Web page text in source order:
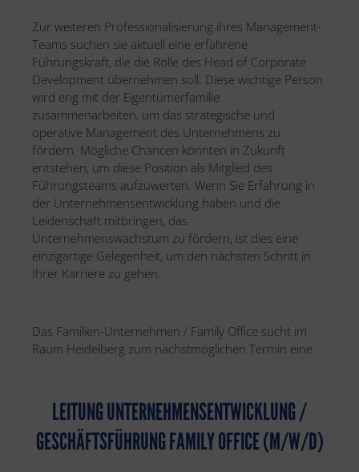
Zur weiteren Professionalisierung ihres Management-
Teams suchen sie aktuell eine erfahrene
Führungskraft, die die Rolle des Head of Corporate
Development übernehmen soll. Diese wichtige Person
wird eng mit der Eigentümerfamilie
zusammenarbeiten, um das strategische und
operative Management des Unternehmens zu
fördern. Mögliche Chancen könnten in Zukunft
entstehen, um diese Position als Mitglied des
Führungsteams aufzuwerten. Wenn Sie Erfahrung in
der Unternehmensentwicklung haben und die
Leidenschaft mitbringen, das
Unternehmenswachstum zu fördern, ist dies eine
einzigartige Gelegenheit, um den nächsten Schritt in
Ihrer Karriere zu gehen.
Das Familien-Unternehmen / Family Office sucht im
Raum Heidelberg zum nächstmöglichen Termin eine
LEITUNG UNTERNEHMENSENTWICKLUNG /
GESCHÄFTSFÜHRUNG FAMILY OFFICE (M/W/D)